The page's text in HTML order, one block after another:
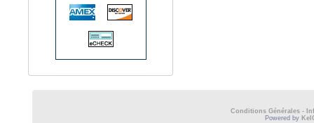
Conditions Générales -
Powered by